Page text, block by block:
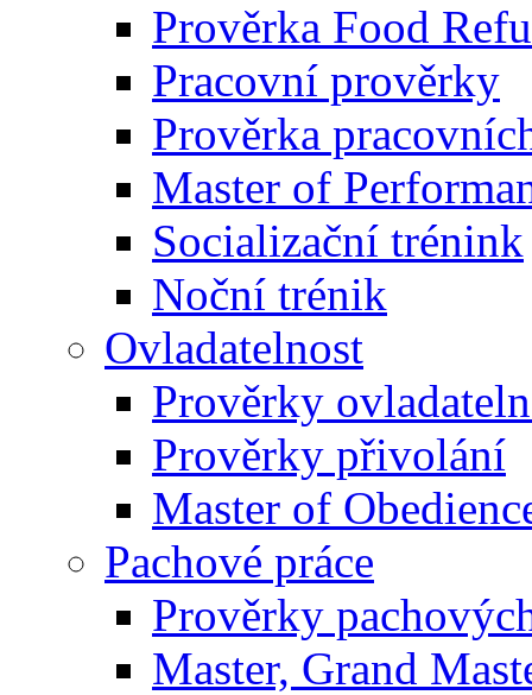
Prověrka Food
Pracovní prověrky
Prověrka
Master of
Socializační trénink
Noční trénik
Ovladatelnost
Prověrky
Prověrky přivolání
Master of
Pachové práce
Prověrky
Master, Grand